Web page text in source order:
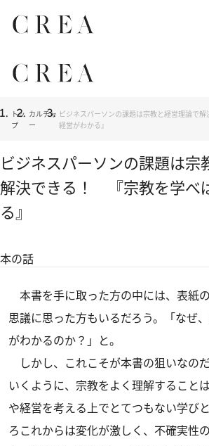
トッ
プ
カルチャ
ー
ビジネスパーソンの課題は宗教と経営理論で
経営がわかる』
ビジネスパーソンの課題は宗
解決できる！ 『宗教を学べ
る』
本の話
本書を手に取った方の中には、表紙
思議に思った方もいるだろう。「なぜ
がわかるのか？」と。
しかし、これこそが本書の狙いなの
いくように、宗教をよく理解すること
や経営を考える上でとてつもない学び
ろこれからは変化が激しく、不確実性